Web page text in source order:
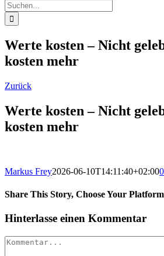
Suche
nach:
Werte kosten – Nicht
kosten mehr
Zurück
Werte kosten – Nicht
kosten mehr
Markus Frey2026-06-10T14:11:40+02:00
Share This Story, Choose Your
Hinterlasse einen Kommentar
Kommentar